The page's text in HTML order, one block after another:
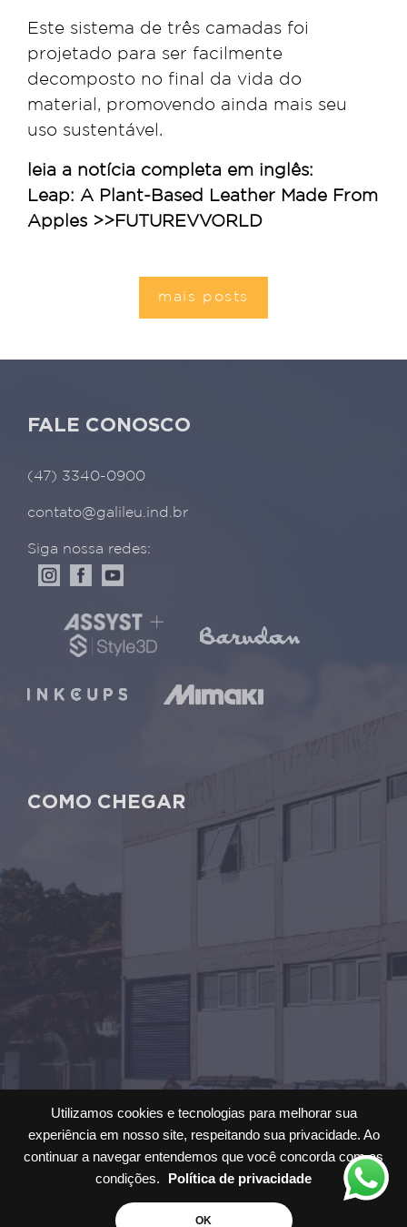
Utilizamos cookies e tecnologias para melhorar sua
experiência em nosso site, respeitando sua privacidade. Ao
continuar a navegar entendemos que você concorda com as
condições.
Política de privacidade
OK
Este sistema de três camadas foi
projetado para ser facilmente
decomposto no final da vida do
material, promovendo ainda mais seu
uso sustentável.
leia a notícia completa em inglês:
Leap: A Plant-Based Leather Made From
Apples >>FUTUREVVORLD
mais posts
FALE CONOSCO
(47) 3340-0900
contato@galileu.ind.br
Siga nossa redes:
COMO CHEGAR
Solicite um